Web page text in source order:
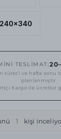
240x340
TESLİMAT:
süreci ve hafta sonu
planlanmıştır
Kargo ile ücretsiz
1 kişi